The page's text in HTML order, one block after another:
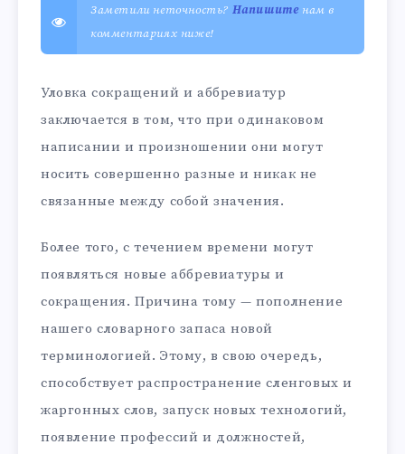
Заметили неточность? Напишитенам в
комментариях ниже!
Уловка сокращений и аббревиатур
заключается в том, что при одинаковом
написании и произношении они могут
носить совершенно разные и никак не
связанные между собой значения.
Более того, с течением времени могут
появляться новые аббревиатуры и
сокращения. Причина тому — пополнение
нашего словарного запаса новой
терминологией. Этому, в свою очередь,
способствует распространение сленговых и
жаргонных слов, запуск новых технологий,
появление профессий и должностей,